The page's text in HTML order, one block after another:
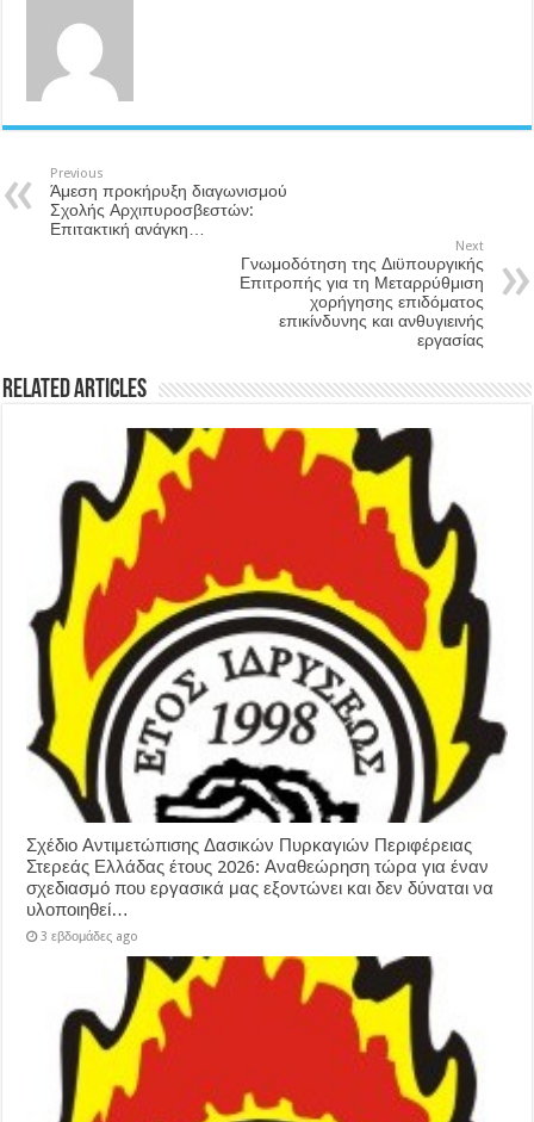
Previous
Άμεση προκήρυξη διαγωνισμού
Σχολής Αρχιπυροσβεστών:
Επιτακτική ανάγκη…
Next
Γνωμοδότηση της Διϋπουργικής
Επιτροπής για τη Μεταρρύθμιση
χορήγησης επιδόματος
επικίνδυνης και ανθυγιεινής
εργασίας
Related Articles
Σχέδιο Αντιμετώπισης Δασικών Πυρκαγιών Περιφέρειας
Στερεάς Ελλάδας έτους 2026: Αναθεώρηση τώρα για έναν
σχεδιασμό που εργασικά μας εξοντώνει και δεν δύναται να
υλοποιηθεί…
3 εβδομάδες ago